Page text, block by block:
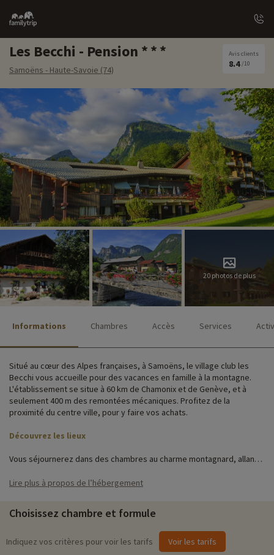
Family
trip
Les Becchi - Pension
Samoëns - Haute-Savoie (74)
Avis clients
8.4 /10
20 photos de plus
Informations Chambres Accès Services
Situé au cœur des Alpes françaises, à Samoëns, le village club les
Becchi vous accueille pour des vacances en famille à la montagne.
L'établissement se situe à 60 km de Chamonix et de Genève, et à
seulement 400 m des remontées mécaniques. Profitez de la
proximité du centre ville, pour y faire vos achats.
Découvrez les lieux
Vous séjournerez dans des chambres au charme montagnard, allant
logement est doté d'une salle de bain privative, d'une télévision
Divers services sont à votre disposition, tels que la possibilité
d'ajouter un pack bébé en cas de besoin, un espace WiFi, un local à
ski ainsi que la fourniture du linge de lit et de toilette. Vous serez
accueilli chaleureusement avec un cocktail de bienvenue, et vos lits
Lire plus à propos de l’hébergement
Choisissez chambre et formule
Indiquez vos critères pour voir les tarifs Voir les tarifs